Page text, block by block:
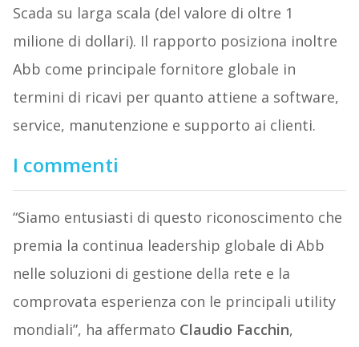
Scada su larga scala (del valore di oltre 1
milione di dollari). Il rapporto posiziona inoltre
Abb come principale fornitore globale in
termini di ricavi per quanto attiene a software,
service, manutenzione e supporto ai clienti.
I commenti
“Siamo entusiasti di questo riconoscimento che
premia la continua leadership globale di Abb
nelle soluzioni di gestione della rete e la
comprovata esperienza con le principali utility
mondiali”, ha affermato Claudio Facchin,